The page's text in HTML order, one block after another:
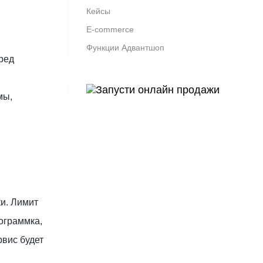
Кейсы
E-commerce
Функции Адвантшоп
Лимит
будет